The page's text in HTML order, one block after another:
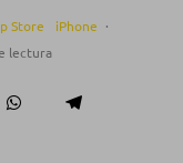
Store iPhone ·
lectura